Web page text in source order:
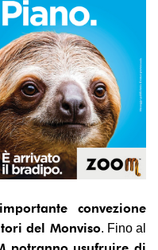
convezione
del Monviso. Fino al